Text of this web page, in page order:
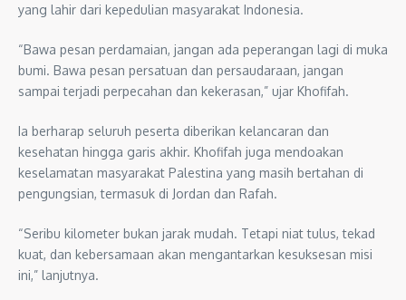
yang lahir dari kepedulian masyarakat Indonesia.
“Bawa pesan perdamaian, jangan ada peperangan lagi di muka
bumi. Bawa pesan persatuan dan persaudaraan, jangan
sampai terjadi perpecahan dan kekerasan,” ujar Khofifah.
Ia berharap seluruh peserta diberikan kelancaran dan
kesehatan hingga garis akhir. Khofifah juga mendoakan
keselamatan masyarakat Palestina yang masih bertahan di
pengungsian, termasuk di Jordan dan Rafah.
“Seribu kilometer bukan jarak mudah. Tetapi niat tulus, tekad
kuat, dan kebersamaan akan mengantarkan kesuksesan misi
ini,” lanjutnya.